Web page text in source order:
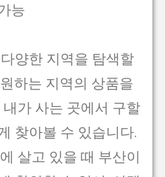
능
양한 지역을 탐색할
하는 지역의 상품을
가 사는 곳에서 구할
찾아볼 수 있습니다.
살고 있을 때 부산이